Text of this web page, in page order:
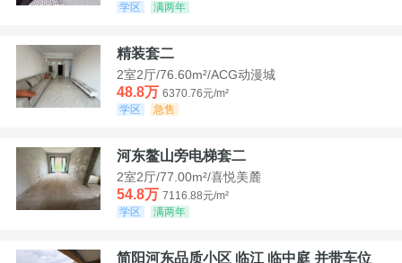
学区
满两年
精装套二
2室2厅/76.60m²/ACG动漫城
48.8万 6370.76元/m²
学区
急售
河东鳌山旁电梯套二
2室2厅/77.00m²/喜悦美麓
54.8万 7116.88元/m²
学区
满两年
简阳河东品质小区 临江 临中庭 并带车位